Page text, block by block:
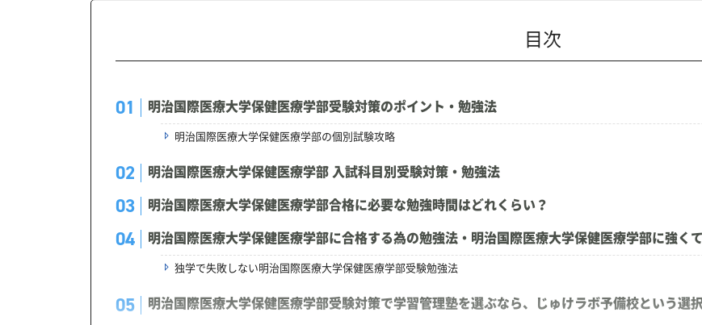
目次
明治国際医療大学保健医療学部受験対策のポイント・勉強法
明治国際医療大学保健医療学部の個別試験攻略
明治国際医療大学保健医療学部 入試科目別受験対策・勉強法
明治国際医療大学保健医療学部合格に必要な勉強時間はどれくらい？
明治国際医療大学保健医療学部に合格する為の勉強法・明治国際医療大学保健医療学部に強く
独学で失敗しない明治国際医療大学保健医療学部受験勉強法
明治国際医療大学保健医療学部受験対策で学習管理塾を選ぶなら、じゅけラボ予備校という選